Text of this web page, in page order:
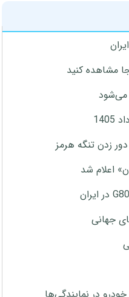
مشاهده کنید
زدن تنگه هرمز
اعلام شد
جهانی